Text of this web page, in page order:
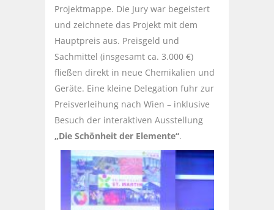
Projektmappe. Die Jury war begeistert
und zeichnete das Projekt mit dem
Hauptpreis aus. Preisgeld und
Sachmittel (insgesamt ca. 3.000 €)
fließen direkt in neue Chemikalien und
Geräte. Eine kleine Delegation fuhr zur
Preisverleihung nach Wien – inklusive
Besuch der interaktiven Ausstellung
„Die Schönheit der Elemente“.